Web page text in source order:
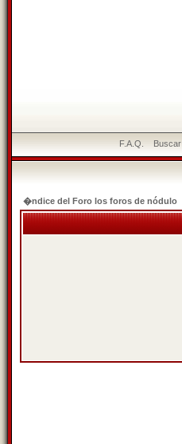
F.A.Q. Buscar
�ndice del Foro los foros de nódulo